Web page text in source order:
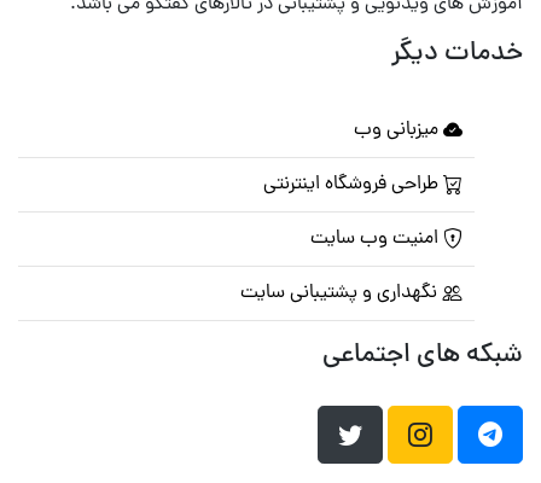
خدمات دیگر
میزبانی وب
طراحی فروشگاه اینترنتی
امنیت وب سایت
نگهداری و پشتیبانی سایت
شبکه های اجتماعی